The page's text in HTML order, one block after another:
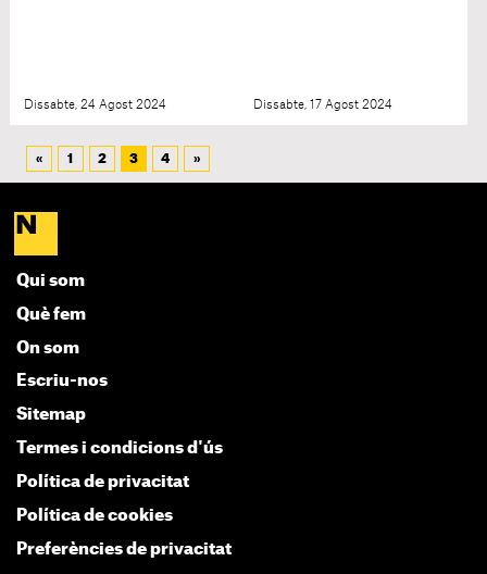
Dissabte, 24 Agost 2024 Dissabte, 17 Agost 2024
« 1 2 3 4 »
Qui som
Què fem
On som
Escriu-nos
Sitemap
Termes i condicions d'ús
Política de privacitat
Política de cookies
Preferències de privacitat